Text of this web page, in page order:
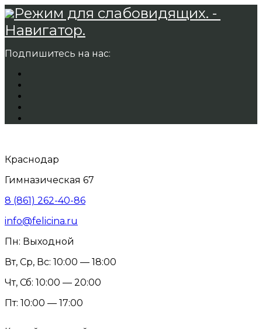
Режим для слабовидящих. -
Навигатор.
Подпишитесь на нас:
Краснодар
Гимназическая 67
8 (861) 262-40-86
info@felicina.ru
Пн: Выходной
Вт, Ср, Вс: 10:00 — 18:00
Чт, Сб: 10:00 — 20:00
Пт: 10:00 — 17:00